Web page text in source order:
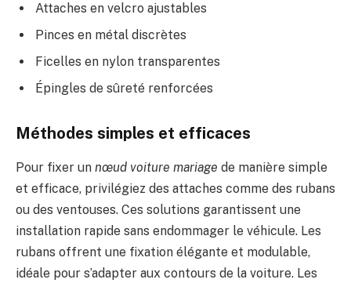
Attaches en velcro ajustables
Pinces en métal discrètes
Ficelles en nylon transparentes
Épingles de sûreté renforcées
Méthodes simples et efficaces
Pour fixer un nœud voiture mariage de manière simple
et efficace, privilégiez des attaches comme des rubans
ou des ventouses. Ces solutions garantissent une
installation rapide sans endommager le véhicule. Les
rubans offrent une fixation élégante et modulable,
idéale pour s’adapter aux contours de la voiture. Les